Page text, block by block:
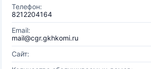
Телефон:
8212204164
Email:
mail@cgr.gkhkomi.ru
Сайт: